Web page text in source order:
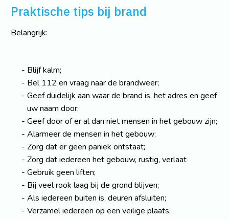
Praktische tips bij brand
Belangrijk:
Blijf kalm;
Bel 112 en vraag naar de brandweer;
Geef duidelijk aan waar de brand is, het adres en geef
uw naam door;
Geef door of er al dan niet mensen in het gebouw zijn;
Alarmeer de mensen in het gebouw;
Zorg dat er geen paniek ontstaat;
Zorg dat iedereen het gebouw, rustig, verlaat
Gebruik geen liften;
Bij veel rook laag bij de grond blijven;
Als iedereen buiten is, deuren afsluiten;
Verzamel iedereen op een veilige plaats.